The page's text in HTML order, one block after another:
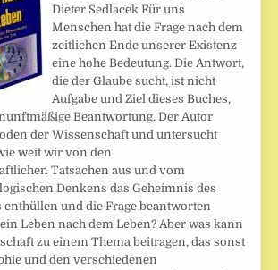
Dieter Sedlacek Für uns
Menschen hat die Frage nach dem
zeitlichen Ende unserer Existenz
eine hohe Bedeutung. Die Antwort,
die der Glaube sucht, ist nicht
Aufgabe und Ziel dieses Buches,
Beantwortung. Der Autor
der Wissenschaft und untersucht
weit wir von den
Tatsachen aus und vom
Denkens das Geheimnis des
enthüllen und die Frage beantworten
Leben nach dem Leben? Aber was kann
zu einem Thema beitragen, das sonst
und den verschiedenen